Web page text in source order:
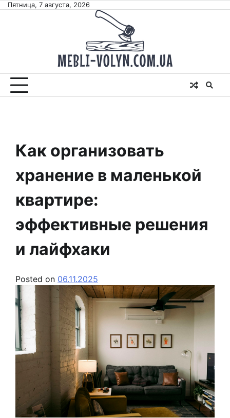
SkipПятница, 7 августа, 2026
Как организовать
хранение в маленькой
квартире:
эффективные решения
и лайфхаки
Posted on 06.11.2025